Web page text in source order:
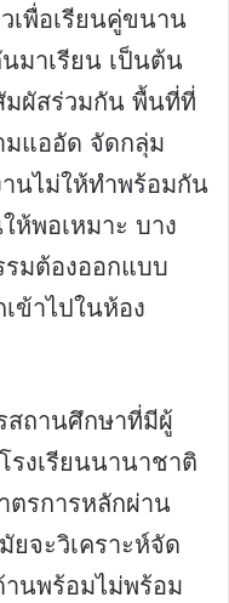
เพื่อเรียนคู่ขนาน
มาเรียน เป็นต้น
มผัสร่วมกัน พื้นที่ที่
มแออัด จัดกลุ่ม
นไม่ให้ทำพร้อมกัน
ห้พอเหมาะ บาง
รมต้องออกแบบ
ข้าไปในห้อง
สถานศึกษาที่มีผู้
รงเรียนนานาชาติ
ตรการหลักผ่าน
จะวิเคราะห์จัด
านพร้อมไม่พร้อม